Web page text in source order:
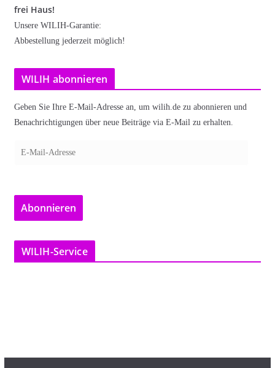
frei Haus!
Unsere WILIH-Garantie:
Abbestellung jederzeit möglich!
WILIH abonnieren
Geben Sie Ihre E-Mail-Adresse an, um wilih.de zu abonnieren und
Benachrichtigungen über neue Beiträge via E-Mail zu erhalten.
a
l
-
Abonnieren
WILIH-Service